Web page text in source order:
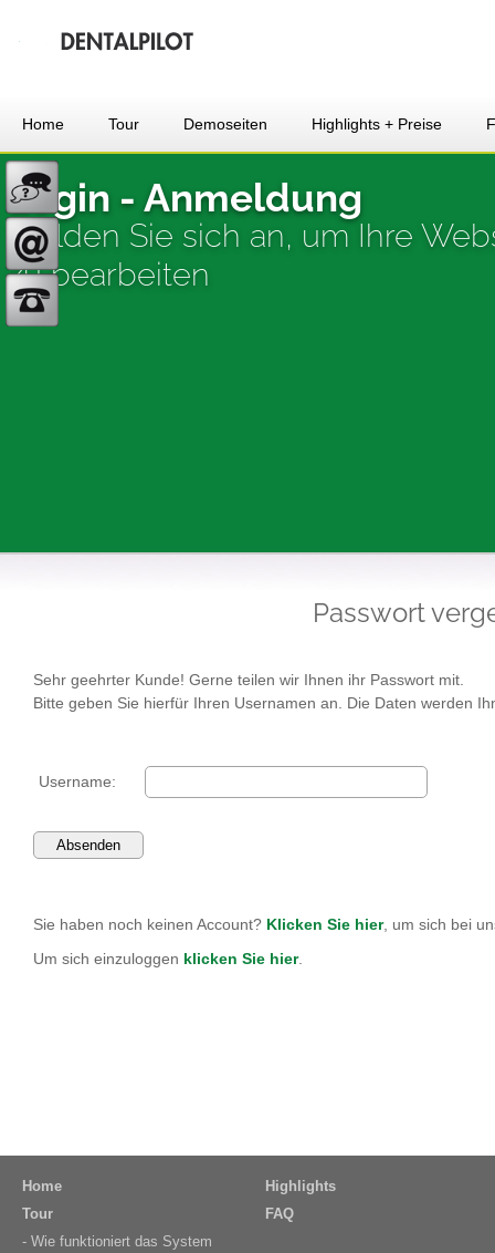
Home Tour Demoseiten Highlights + Preise
Login - Anmeldung
Melden Sie sich an, um Ihre
zu bearbeiten
Passwort
Sehr geehrter Kunde! Gerne teilen wir Ihnen ihr Passwort mit.
Bitte geben Sie hierfür Ihren Usernamen an. Die Daten werden
Username:
Sie haben noch keinen Account? Klicken Sie hier, um sich bei
Um sich einzuloggen klicken Sie hier.
Home
Tour
- Wie funktioniert das System
Highlights
FAQ